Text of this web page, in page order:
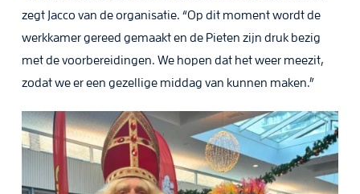
zegt Jacco van de organisatie. “Op dit moment wordt de
werkkamer gereed gemaakt en de Pieten zijn druk bezig
met de voorbereidingen. We hopen dat het weer meezit,
zodat we er een gezellige middag van kunnen maken.”